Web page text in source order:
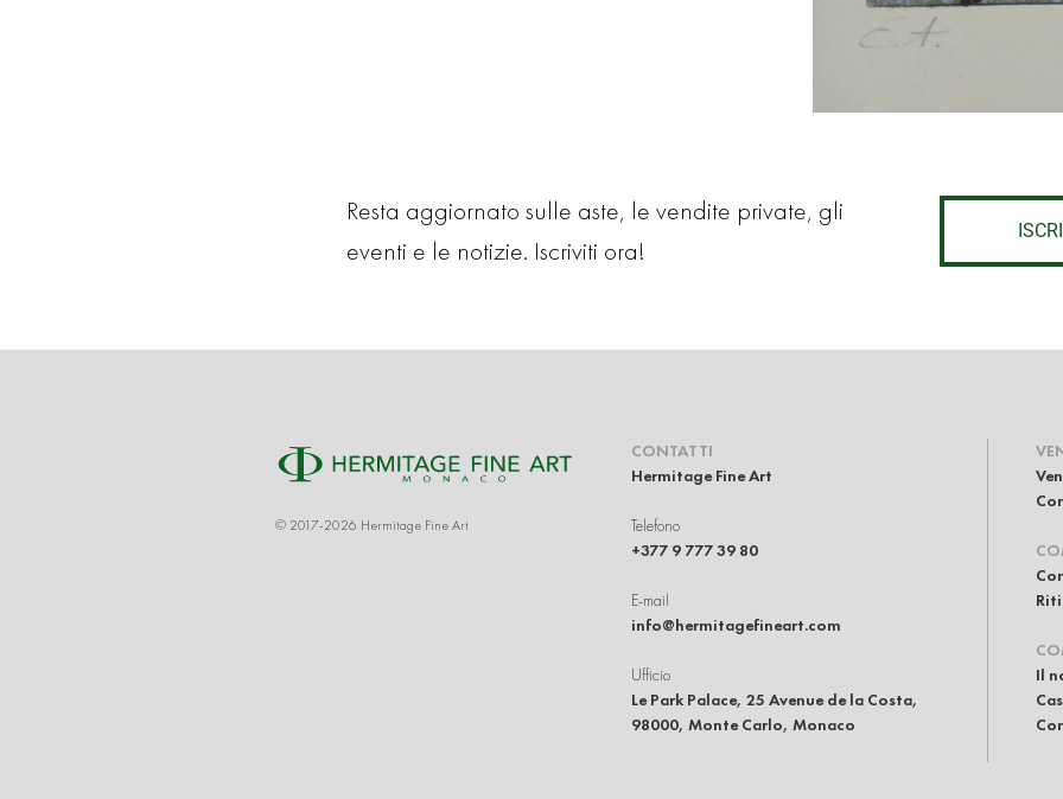
Resta aggiornato sulle aste, le vendite private, gli
eventi e le notizie. Iscriviti ora!
© 2017-2026 Hermitage Fine Art
CONTATTI
Hermitage Fine Art
Telefono
+377 9 777 39 80
E-mail
info@hermitagefineart.com
Ufficio
Le Park Palace, 25 Avenue de la Costa,
98000, Monte Carlo, Monaco
Il